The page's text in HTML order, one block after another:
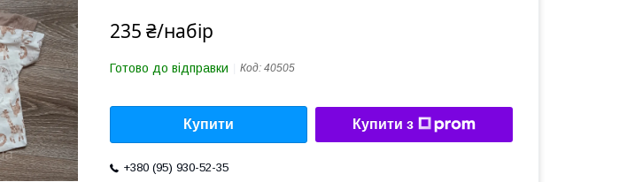
235 ₴/набір
Готово до відправки Код: 40505
Купити Купити з
+380 (95) 930-52-35